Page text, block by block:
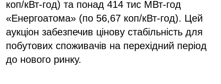
коп/кВт-год) та понад 414 тис МВт-год
«Енергоатома» (по 56,67 коп/кВт-год). Цей
аукціон забезпечив цінову стабільність для
побутових споживачів на перехідний період
до нового ринку.